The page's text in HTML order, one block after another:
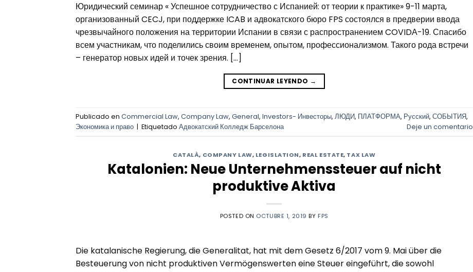
Юридический семинар « Успешное сотрудничество с Испанией: от теории к практике» 9-11 марта,
организованный CECJ, при поддержке ICAB и адвокатского бюро FPS состоялся в предверии ввода
чрезвычайного положения на территории Испании в связи с распространением COVIDА-19. Спасибо
всем участникам, что поделились своим временем, опытом, профессионализмом. Такого рода встречи
– генератор новых идей и точек зрения. […]
CONTINUAR LEYENDO →
Publicado en Commercial Law, Company Law, General, Investors- Инвесторы, ЛЮДИ, ПЛАТФОРМА, Русский, СОБЫТИЯ,
Экономика и право | Etiquetado Адвокатский Колледж Барселона Deje un comentario
CATALÀ, COMPANY LAW, LEGISLATION, REAL ESTATE, TAX LAW
Katalonien: Neue Unternehmenssteuer auf nicht
produktive Aktiva
POSTED ON OCTUBRE 1, 2019 BY FPS
Die katalanische Regierung, die Generalitat, hat mit dem Gesetz 6/2017 vom 9. Mai über die
Besteuerung von nicht produktiven Vermögenswerten eine Steuer eingeführt, die sowohl